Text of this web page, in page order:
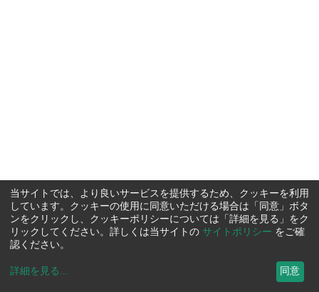
当サイトでは、より良いサービスを提供するため、クッキーを利用
しています。クッキーの使用に同意いただける場合は「同意」ボタ
ンをクリックし、クッキーポリシーについては「詳細を見る」をク
リックしてください。詳しくは当サイトの サイトポリシー をご確
認ください。
詳細を見る ... 同意